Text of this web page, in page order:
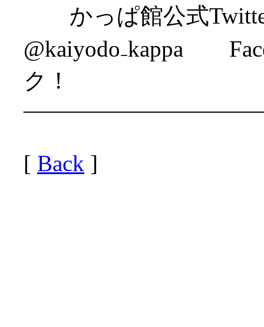
かっぱ館公式
@kaiyodo₋kappa
ク！
[ Back ]